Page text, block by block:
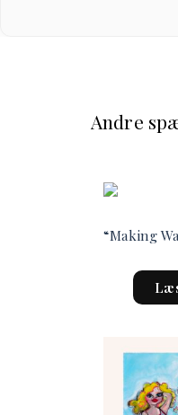
Andre
“Making